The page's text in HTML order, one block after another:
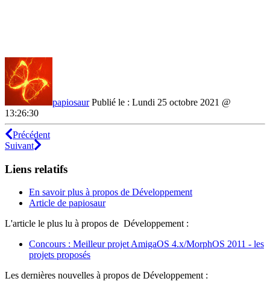
papiosaurPublié le : Lundi 25 octobre 2021 @
13:26:30
Précédent
Suivant
Liens relatifs
En savoir plus à propos de Développement
Article de papiosaur
L'article le plus lu à propos de Développement :
Concours : Meilleur projet AmigaOS 4.x/MorphOS 2011 - les
projets proposés
Les dernières nouvelles à propos de Développement :